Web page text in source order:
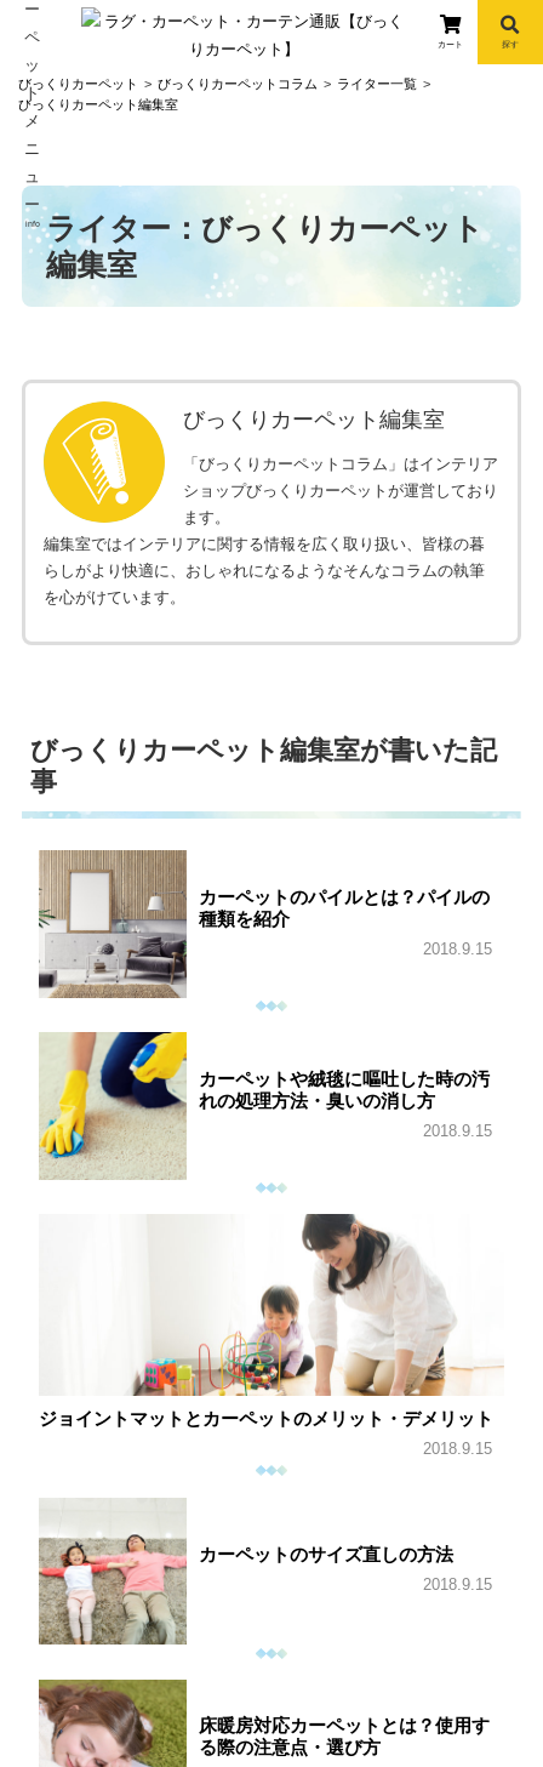
info
カート 探す
びっくりカーペット びっくりカーペットコラム
ライター一覧
びっくりカーペット編集室
ライター：びっくりカーペット
編集室
びっくりカーペット編集室
「びっくりカーペットコラム」はインテリア
ショップびっくりカーペットが運営しており
ます。
編集室ではインテリアに関する情報を広く取り扱い、皆様の暮
らしがより快適に、おしゃれになるようなそんなコラムの執筆
を心がけています。
びっくりカーペット編集室が書いた記
事
カーペットのパイルとは？パイルの
種類を紹介
2018.9.15
カーペットや絨毯に嘔吐した時の汚
れの処理方法・臭いの消し方
2018.9.15
ジョイントマットとカーペットのメリット・デメリット
2018.9.15
カーペットのサイズ直しの方法
2018.9.15
床暖房対応カーペットとは？使用す
る際の注意点・選び方